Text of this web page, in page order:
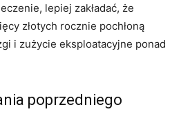
lepiej zakładać, że
złotych rocznie pochłoną
i zużycie eksploatacyjne ponad
poprzedniego